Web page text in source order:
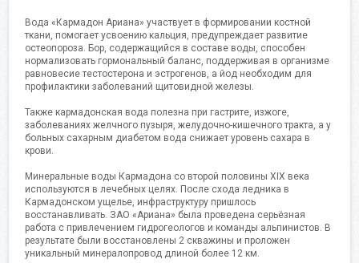
Вода «Кармадон Ариана» участвует в формировании костной
ткани, помогает усвоению кальция, предупреждает развитие
остеопороза. Бор, содержащийся в составе воды, способен
нормализовать гормональный баланс, поддерживая в организме
равновесие тестостерона и эстрогенов, а йод необходим для
профилактики заболеваний щитовидной железы.
Также кармадонская вода полезна при гастрите, изжоге,
заболеваниях желчного пузыря, желудочно-кишечного тракта, а у
больных сахарным диабетом вода снижает уровень сахара в
крови.
Минеральные воды Кармадона со второй половины XIX века
используются в лечебных целях. После схода ледника в
Кармадонском ущелье, инфраструктуру пришлось
восстанавливать. ЗАО «Ариана» была проведена серьёзная
работа с привлечением гидрогеологов и команды альпинистов. В
результате были восстановлены 2 скважины и проложен
уникальный минералопровод длиной более 12 км.